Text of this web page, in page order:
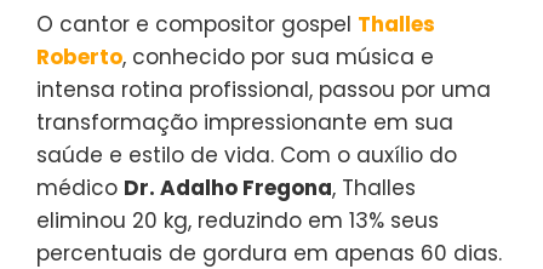
O cantor e compositor gospel Thalles
Roberto, conhecido por sua música e
intensa rotina profissional, passou por uma
transformação impressionante em sua
saúde e estilo de vida. Com o auxílio do
médico Dr. Adalho Fregona, Thalles
eliminou 20 kg, reduzindo em 13% seus
percentuais de gordura em apenas 60 dias.